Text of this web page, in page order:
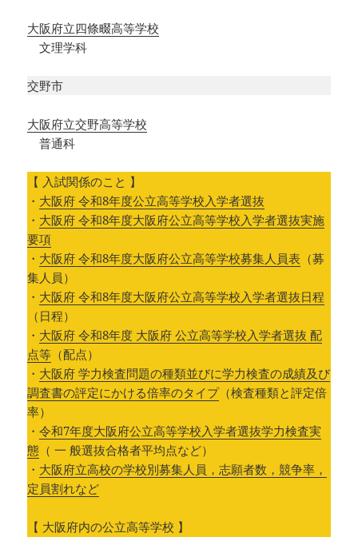
大阪府立四條畷高等学校
文理学科
交野市
大阪府立交野高等学校
普通科
【 入試関係のこと 】
・ 大阪府 令和8年度公立高等学校入学者選抜
・ 大阪府 令和8年度大阪府公立高等学校入学者選抜実施
要項
・ 大阪府 令和8年度大阪府公立高等学校募集人員表 （募
集人員）
・ 大阪府 令和8年度大阪府公立高等学校入学者選抜日程
（日程）
・ 大阪府 令和8年度 大阪府 公立高等学校入学者選抜 配
点等 （配点）
・ 大阪府 学力検査問題の種類並びに学力検査の成績及び
調査書の評定にかける倍率のタイプ（検査種類と評定倍
率）
・令和7年度大阪府公立高等学校入学者選抜学力検査実
態 （ 一 般選抜合格者平均点など）
・ 大阪府立高校の学校別募集人員，志願者数，競争率，
定員割れなど
【 大阪府内の公立高等学校 】